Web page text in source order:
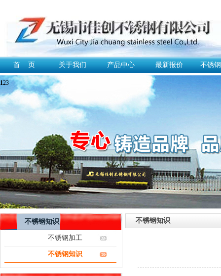
首 页 关于我们 产品中心 最新报价 不锈
123
不锈钢知识
不锈钢加工
不锈钢知识
不锈钢知识